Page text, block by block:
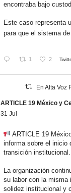
encontraba bajo
Este caso representa
para que el sistema de
1 2
En Alta Voz
ARTICLE 19 México y
31 Jul
ARTICLE 19
informa sobre el inicio
transición institucional.
La organización
su labor con la misma
solidez institucional y